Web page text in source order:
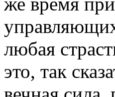
любая
это, так